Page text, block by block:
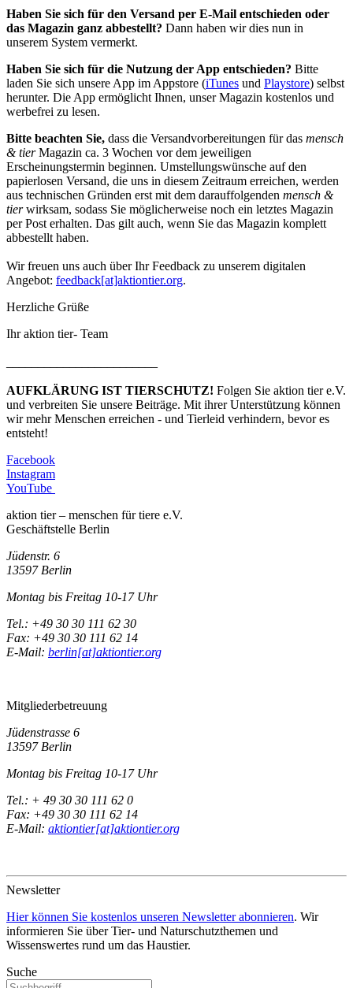
Haben Sie sich für den Versand per E-Mail entschieden oder
das Magazin ganz abbestellt? Dann haben wir dies nun in
unserem System vermerkt.
Haben Sie sich für die Nutzung der App entschieden? Bitte
laden Sie sich unsere App im Appstore (iTunes und Playstore) selbst
herunter. Die App ermöglicht Ihnen, unser Magazin kostenlos und
werbefrei zu lesen.
Bitte beachten Sie, dass die Versandvorbereitungen für das mensch
& tierMagazin ca. 3 Wochen vor dem jeweiligen
Erscheinungstermin beginnen. Umstellungswünsche auf den
papierlosen Versand, die uns in diesem Zeitraum erreichen, werden
aus technischen Gründen erst mit dem darauffolgenden mensch &
tierwirksam, sodass Sie möglicherweise noch ein letztes Magazin
per Post erhalten. Das gilt auch, wenn Sie das Magazin komplett
abbestellt haben.
Wir freuen uns auch über Ihr Feedback zu unserem digitalen
Angebot: feedback[at]aktiontier.org.
Herzliche Grüße
Ihr aktion tier- Team
AUFKLÄRUNG IST TIERSCHUTZ! Folgen Sie aktion tier e.V.
und verbreiten Sie unsere Beiträge. Mit ihrer Unterstützung können
wir mehr Menschen erreichen - und Tierleid verhindern, bevor es
entsteht!
Facebook
Instagram
YouTube
aktion tier – menschen für tiere e.V.
Geschäftstelle Berlin
Jüdenstr. 6
13597 Berlin
Montag bis Freitag 10-17 Uhr
Tel.: +49 30 30 111 62 30
Fax: +49 30 30 111 62 14
E-Mail: berlin[at]aktiontier.org
Mitgliederbetreuung
Jüdenstrasse 6
13597 Berlin
Montag bis Freitag 10-17 Uhr
Tel.: + 49 30 30 111 62 0
Fax: +49 30 30 111 62 14
E-Mail: aktiontier[at]aktiontier.org
Newsletter
Hier können Sie kostenlos unseren Newsletter abonnieren. Wir
informieren Sie über Tier- und Naturschutzthemen und
Wissenswertes rund um das Haustier.
Suche